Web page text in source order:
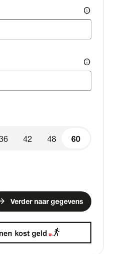
info
info
60
42 48 60
Verder naar gegevens